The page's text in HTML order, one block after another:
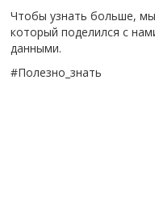
Чтобы узнать больше, мы
который поделился с
данными.
#Полезно_знать